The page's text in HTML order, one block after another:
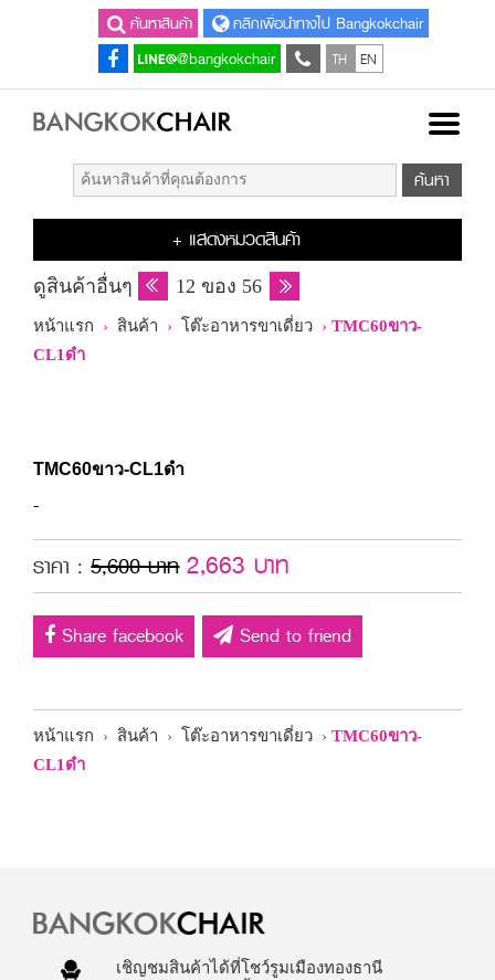
ค้นหาสินค้า
คลิกเพื่อนำทางไป Bangkokchair
@bangkokchair
TH EN
+ แสดงหมวดสินค้า
ดูสินค้าอื่นๆ 12 ของ 56
หน้าแรก › สินค้า › โต๊ะอาหารขาเดี่ยว ›TMC60ขาว-
CL1ดำ
TMC60ขาว-CL1ดำ
-
ราคา :5,600 บาท 2,663 บาท
Share facebook Send to friend
หน้าแรก › สินค้า › โต๊ะอาหารขาเดี่ยว ›TMC60ขาว-
CL1ดำ
เชิญชมสินค้าได้ที่โชว์รูมเมืองทองธานี